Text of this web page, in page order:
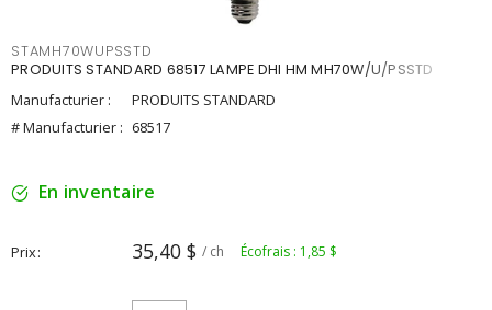
STAMH70WUPSSTD
PRODUITS STANDARD 68517 LAMPE DHI HM MH70W/U/PSSTD
Manufacturier :
PRODUITS STANDARD
# Manufacturier : 68517
En inventaire
Prix 35,40 $ / ch Écofrais : 1,85 $